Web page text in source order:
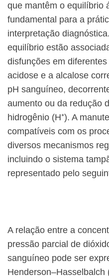
que mantêm o equilíbrio
fundamental para a
interpretação
equilíbrio estão
disfunções em
acidose e a alcalose
pH sanguíneo,
aumento ou da redução
hidrogênio (H⁺). A
compatíveis com os
diversos mecanismos
incluindo o sistema
representado pelo
A relação entre a
pressão parcial de
sanguíneo pode ser